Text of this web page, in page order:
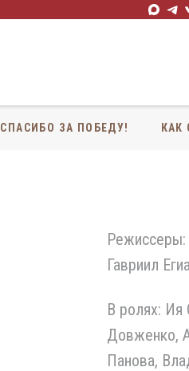
СПАСИБО ЗА ПОБЕДУ! КАК
Гавриил
В ролях: Ия
Довженко,
Панова,